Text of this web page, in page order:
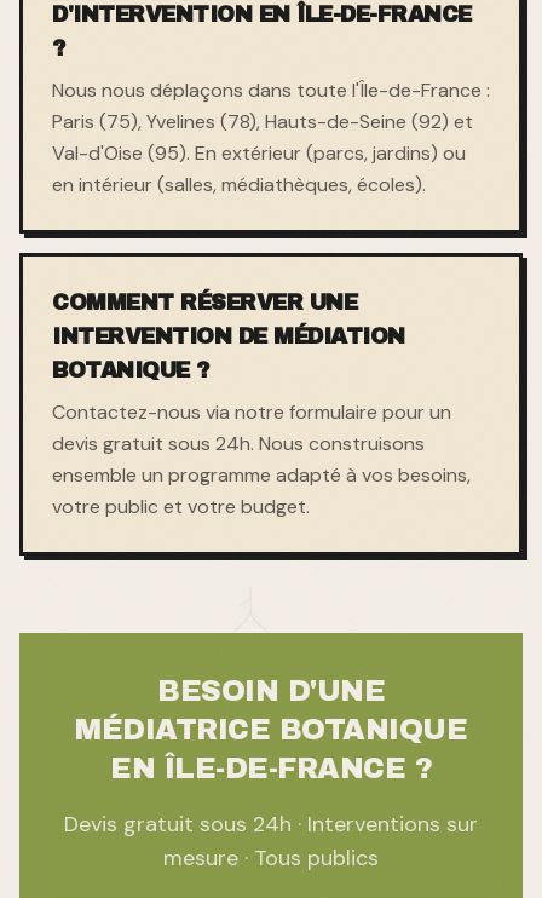
D'INTERVENTION EN ÎLE-DE-FRANCE
?
Nous nous déplaçons dans toute l'Île-de-France :
Paris (75), Yvelines (78), Hauts-de-Seine (92) et
Val-d'Oise (95). En extérieur (parcs, jardins) ou
en intérieur (salles, médiathèques, écoles).
COMMENT RÉSERVER UNE
INTERVENTION DE MÉDIATION
BOTANIQUE ?
Contactez-nous via notre formulaire pour un
devis gratuit sous 24h. Nous construisons
ensemble un programme adapté à vos besoins,
votre public et votre budget.
BESOIN D'UNE
MÉDIATRICE BOTANIQUE
EN ÎLE-DE-FRANCE ?
Devis gratuit sous 24h · Interventions sur
mesure · Tous publics